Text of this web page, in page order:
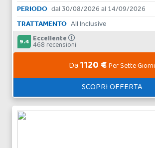
PERIODO dal 30/08/2026 al 14/09/2026
TRATTAMENTO All Inclusive
9.4 Eccellente
468 recensioni
Da 1120 €Per Sette Giorni
SCOPRI OFFERTA